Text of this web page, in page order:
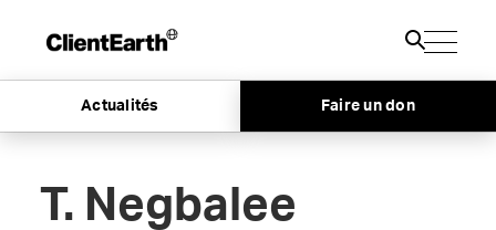
Actualités Faire un don
T. Negbalee